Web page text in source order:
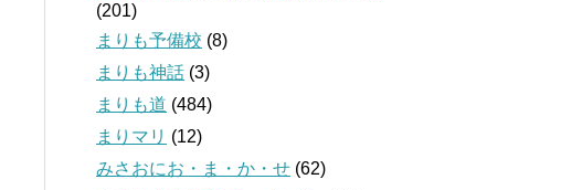
(201)
まりも予備校 (8)
まりも神話 (3)
まりも道 (484)
まりマリ (12)
みさおにお・ま・か・せ (62)